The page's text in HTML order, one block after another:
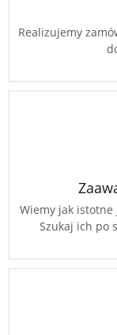
Realizujemy
Wiemy jak
Szukaj ich po